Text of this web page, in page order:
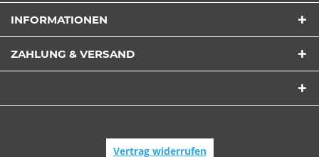
INFORMATIONEN
ZAHLUNG & VERSAND
Vertrag widerrufen